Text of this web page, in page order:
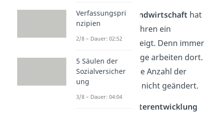
Besonders in der Landwirtschaft hat
sich in den letzten Jahren ein
Strukturwandel
gezeigt. Denn immer
weniger Erwerbstätige arbeiten dort.
Trotzdem hat sich die Anzahl der
erzeugten Produkte nicht geändert.
Weiterentwicklung
Verfassungspri
nzipien
2/8 – Dauer: 02:52
5 Säulen der
Sozialversicher
ung
3/8 – Dauer: 04:04